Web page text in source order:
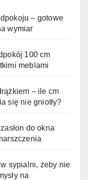
– gotowe
wymiar
100 cm
meblami
– ile cm
się nie gniotły?
do okna
sypialni, żeby nie
na